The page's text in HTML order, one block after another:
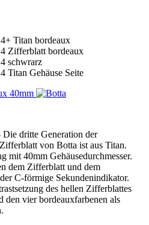
dritte Generation der
von Botta ist aus Titan.
mit 40mm Gehäusedurchmesser.
dem Zifferblatt und dem
C-förmige Sekundenindikator.
des hellen Zifferblattes
den vier bordeauxfarbenen als